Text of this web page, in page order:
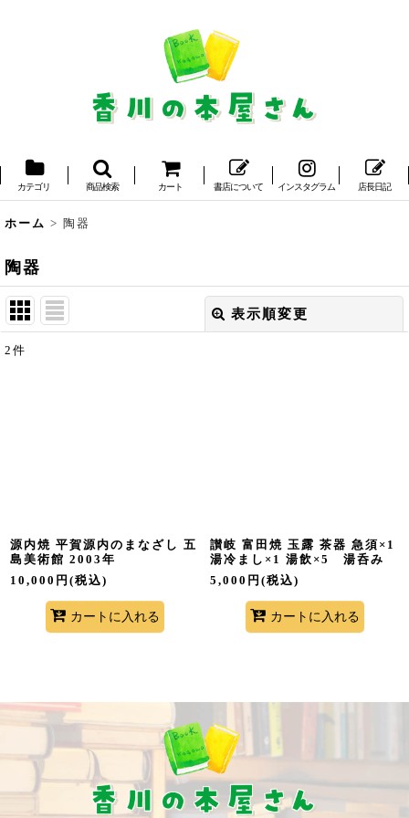
カテゴリ 商品検索 カート 書店について インスタグラム 店長日記
ホーム > 陶器
陶器
表示順変更
2 件
源内焼 平賀源内のまなざし 五
島美術館 2003年
10,000 円 (税込)
カートに入れる
讃岐 富田焼 玉露 茶器 急須×1
湯冷まし×1 湯飲×5 湯呑み
5,000 円 (税込)
カートに入れる